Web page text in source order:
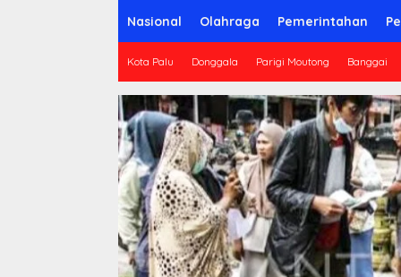
Nasional Olahraga Pemerintahan
Kota Palu Donggala Parigi Moutong Banggai